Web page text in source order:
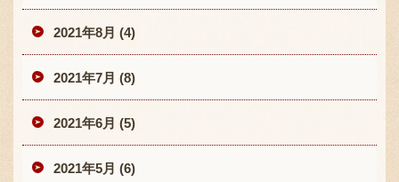
2021年8月 (4)
2021年7月 (8)
2021年6月 (5)
2021年5月 (6)